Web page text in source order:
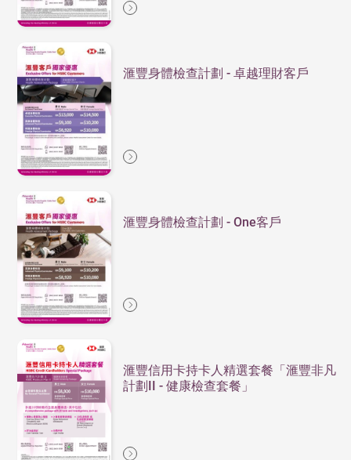
滙豐身體檢查計劃 - 卓越理財客戶
滙豐身體檢查計劃 - One客戶
滙豐信用卡持卡人精選套餐「滙豐非凡
計劃II - 健康檢查套餐」